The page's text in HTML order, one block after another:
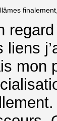
liens
mon